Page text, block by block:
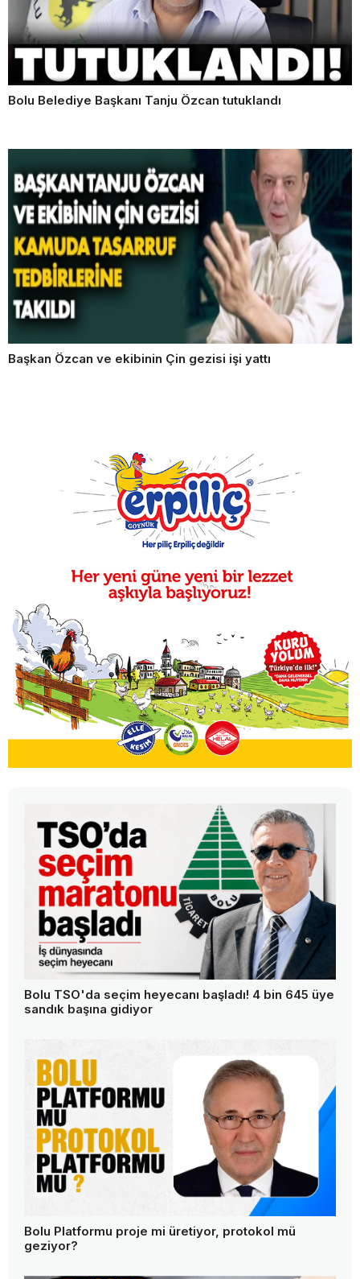
Bolu Belediye Başkanı Tanju Özcan tutuklandı
Başkan Özcan ve ekibinin Çin gezisi işi yattı
Bolu TSO'da seçim heyecanı başladı! 4 bin 645 üye
sandık başına gidiyor
Bolu Platformu proje mi üretiyor, protokol mü
geziyor?